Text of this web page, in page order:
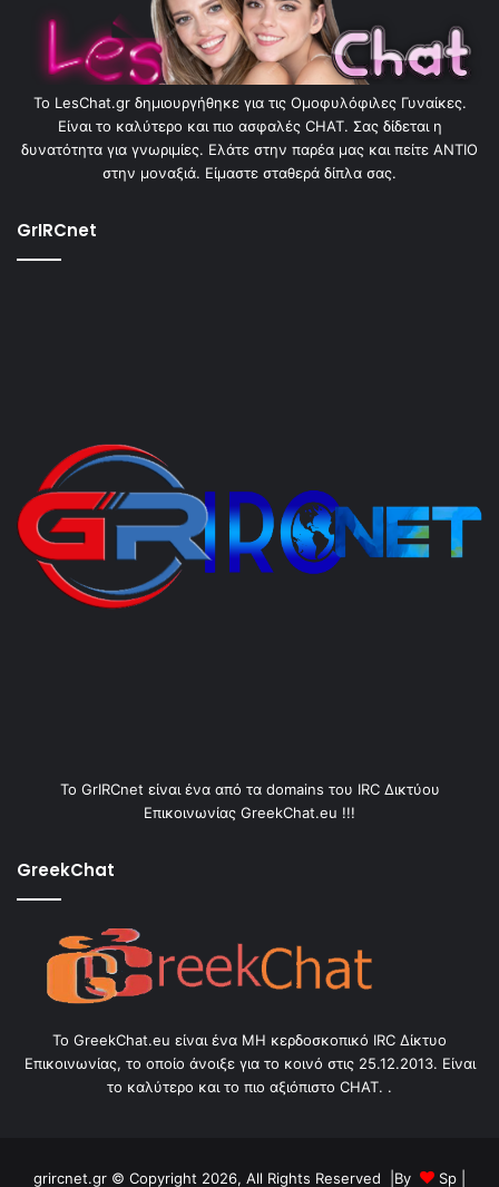
To LesChat.gr δημιουργήθηκε για τις Ομοφυλόφιλες Γυναίκες.
Είναι το καλύτερο και πιο ασφαλές CHAT. Σας δίδεται η
δυνατότητα για γνωριμίες. Ελάτε στην παρέα μας και πείτε ΑΝΤΙΟ
στην μοναξιά. Είμαστε σταθερά δίπλα σας.
GrIRCnet
Το GrIRCnet είναι ένα από τα domains του IRC Δικτύου
Επικοινωνίας GreekChat.eu !!!
GreekChat
Το GreekChat.eu είναι ένα ΜΗ κερδοσκοπικό IRC Δίκτυο
Επικοινωνίας, το οποίο άνοιξε για το κοινό στις 25.12.2013. Είναι
το καλύτερο και το πιο αξιόπιστο CHAT. .
grircnet.gr © Copyright 2026, All Rights Reserved |By Sp